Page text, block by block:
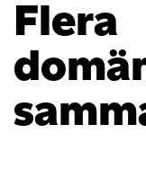
Flera